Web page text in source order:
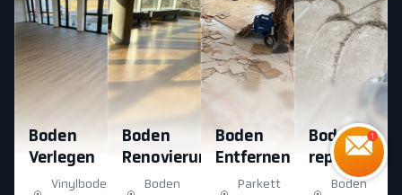
Boden
Verlegen
Vinylboden
Boden
Renovierung
Boden
Boden
Entfernen
Parkett
Boden
reparatur
Boden